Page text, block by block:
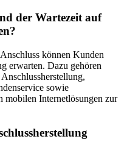
der Wartezeit auf
können Kunden
erwarten. Dazu gehören
sowie
mobilen Internetlösungen zur